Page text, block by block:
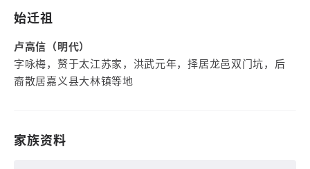
始迁祖
卢高信（明代）
字咏梅，赘于太江苏家，洪武元年，择居龙邑双门坑，后
裔散居嘉义县大林镇等地
家族资料